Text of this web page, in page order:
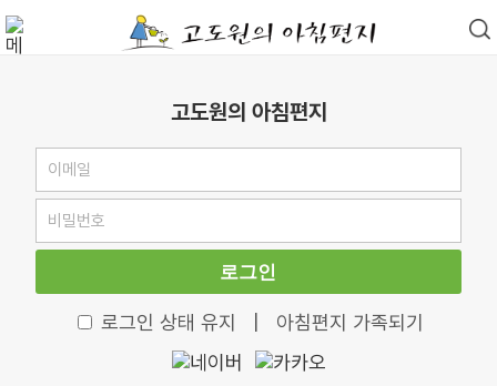
고도원의 아침편지
로그인
로그인 상태 유지 아침편지 가족되기